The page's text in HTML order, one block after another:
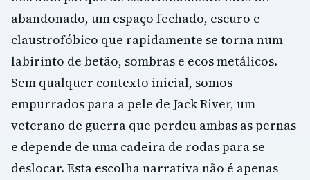
abandonado, um espaço fechado, escuro e
claustrofóbico que rapidamente se torna num
labirinto de betão, sombras e ecos metálicos.
Sem qualquer contexto inicial, somos
empurrados para a pele de Jack River, um
veterano de guerra que perdeu ambas as pernas
e depende de uma cadeira de rodas para se
deslocar. Esta escolha narrativa não é apenas